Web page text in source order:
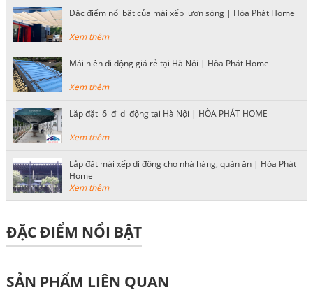
Đặc điểm nổi bật của mái xếp lượn sóng | Hòa Phát Home
Xem thêm
Mái hiên di động giá rẻ tại Hà Nội | Hòa Phát Home
Xem thêm
Lắp đặt lối đi di động tại Hà Nội | HÒA PHÁT HOME
Xem thêm
Lắp đặt mái xếp di động cho nhà hàng, quán ăn | Hòa Phát
Home
Xem thêm
ĐẶC ĐIỂM NỔI BẬT
SẢN PHẨM LIÊN QUAN